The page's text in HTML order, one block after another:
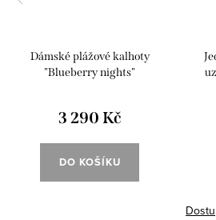
Dámské plážové kalhoty
"Blueberry nights"
3 290 Kč
DO KOŠÍKU